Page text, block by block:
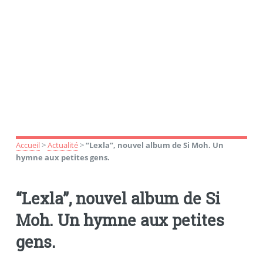
Accueil>Actualité>“Lexla”, nouvel album de Si Moh. Un
hymne aux petites gens.
“Lexla”, nouvel album de Si
Moh. Un hymne aux petites
gens.